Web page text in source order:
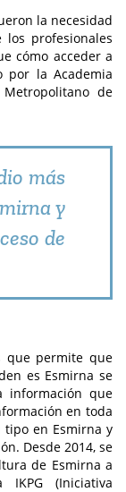
la necesidad
profesionales
cómo acceder a
por la Academia
de
más
y
de
que permite que
es Esmirna se
información que
en toda
en Esmirna y
Desde 2014, se
de Esmirna a
(Iniciativa